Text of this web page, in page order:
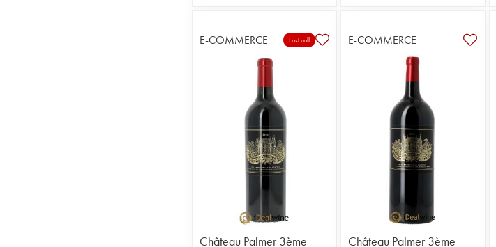
E-COMMERCE Last call
Château Palmer 3ème
E-COMMERCE
Château Palmer 3ème